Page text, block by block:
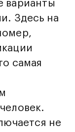
варианты
Здесь на
самая
не